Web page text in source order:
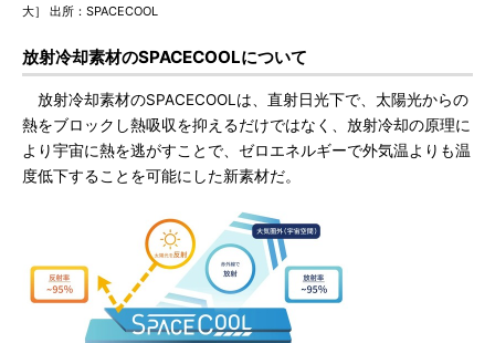
大］ 出所：SPACECOOL
放射冷却素材のSPACECOOLについて
放射冷却素材のSPACECOOLは、直射日光下で、太陽光からの
熱をブロックし熱吸収を抑えるだけではなく、放射冷却の原理に
より宇宙に熱を逃がすことで、ゼロエネルギーで外気温よりも温
度低下することを可能にした新素材だ。